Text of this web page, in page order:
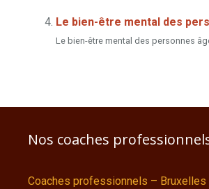
Le bien-être mental des
Le bien-être mental des personnes
Nos coaches
Coaches professionnels – Bruxelles